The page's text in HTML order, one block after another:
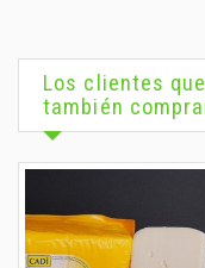
Los clientes
también